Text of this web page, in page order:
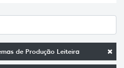
de Produção Leiteira